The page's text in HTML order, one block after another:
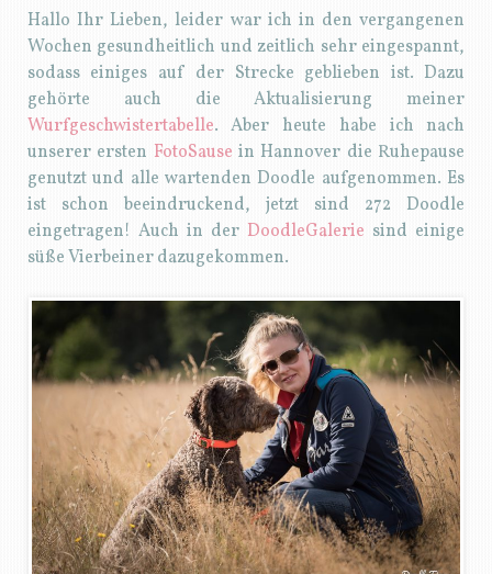
Hallo Ihr Lieben, leider war ich in den vergangenen
Wochen gesundheitlich und zeitlich sehr eingespannt,
sodass einiges auf der Strecke geblieben ist. Dazu
gehörte auch die Aktualisierung meiner
Wurfgeschwistertabelle. Aber heute habe ich nach
unserer ersten FotoSause in Hannover die Ruhepause
genutzt und alle wartenden Doodle aufgenommen. Es
ist schon beeindruckend, jetzt sind 272 Doodle
eingetragen! Auch in der DoodleGalerie sind einige
süße Vierbeiner dazugekommen.